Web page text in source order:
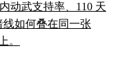
动武支持率、110 天
如何叠在同一张
。